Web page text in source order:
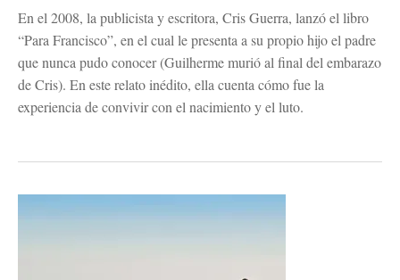
En el 2008, la publicista y escritora, Cris Guerra, lanzó el libro
“Para Francisco”, en el cual le presenta a su propio hijo el padre
que nunca pudo conocer (Guilherme murió al final del embarazo
de Cris). En este relato inédito, ella cuenta cómo fue la
experiencia de convivir con el nacimiento y el luto.